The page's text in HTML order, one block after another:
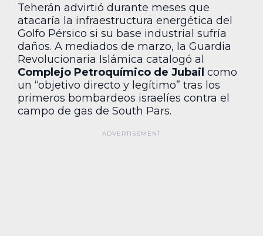
Teherán advirtió durante meses que
atacaría la infraestructura energética del
Golfo Pérsico si su base industrial sufría
daños. A mediados de marzo, la Guardia
Revolucionaria Islámica catalogó al
Complejo Petroquímico de Jubail como
un “objetivo directo y legítimo” tras los
primeros bombardeos israelíes contra el
campo de gas de South Pars.